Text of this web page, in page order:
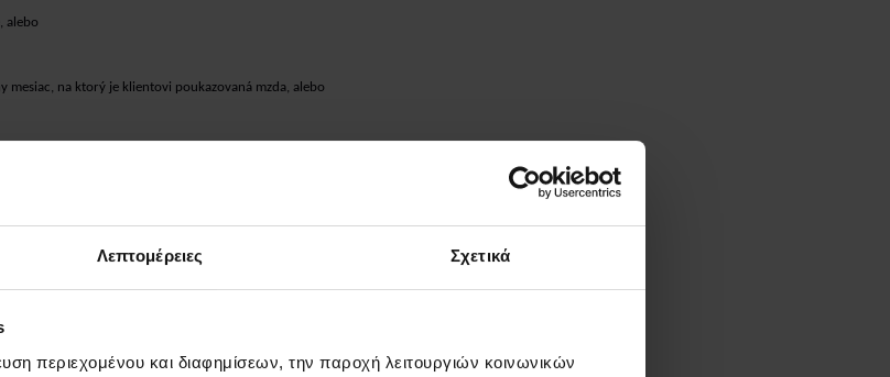
Λεπτομέρειες Σχετικά
περιεχομένου και διαφημίσεων, την παροχή λειτουργιών κοινωνικών
alebo
mesiac, na ktorý je klientovi poukazovaná mzda, alebo
priložiť jeden z uvedených dokladov o príjme priložiť k ostatným odosielaným